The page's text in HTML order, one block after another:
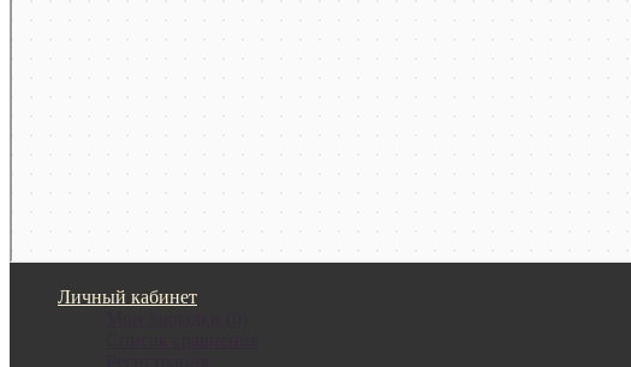
Личный кабинет